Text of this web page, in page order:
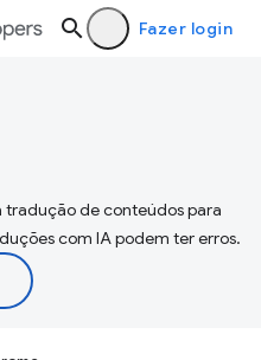
Fazer login
tradução de conteúdos para
com IA podem ter erros.